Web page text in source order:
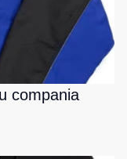
compania